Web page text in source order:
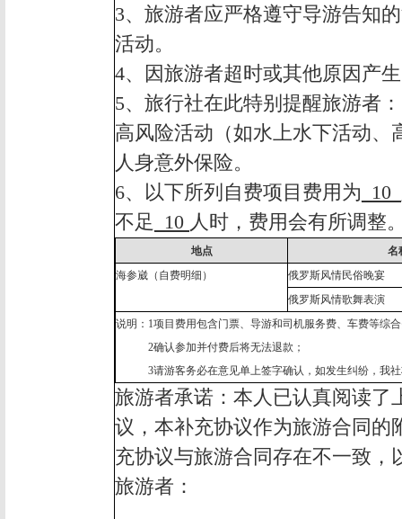
3、旅游者应严格遵守导游告知
活动。
4、因旅游者超时或其他原因产
5、旅行社在此特别提醒旅游者
高风险活动（如水上水下活动
人身意外保险。
6、以下所列自费项目费用为 _10_
不足
_10 人时，费用会有所调整
地点
名
海参崴（自费明细）
俄罗斯风情民俗晚宴
俄罗斯风情歌舞表演
说明： 1项目费用包含门票、导游和司机服务费、车费等综
2确认参加并付费后将无法退款；
3请游客务必在意见单上签字确认，如发生纠纷，我
旅游者承诺：本人已认真阅读了
议，本补充协议作为旅游合同的
充协议与旅游合同存在不一致，
旅游者：